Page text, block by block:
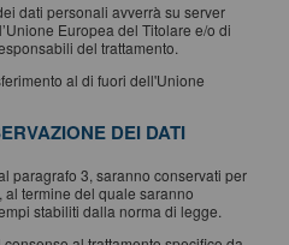
dati personali avverrà su server
Europea del Titolare e/o di
del trattamento.
al di fuori dell'Unione
DEI DATI
paragrafo 3, saranno conservati per
termine del quale saranno
stabiliti dalla norma di legge.